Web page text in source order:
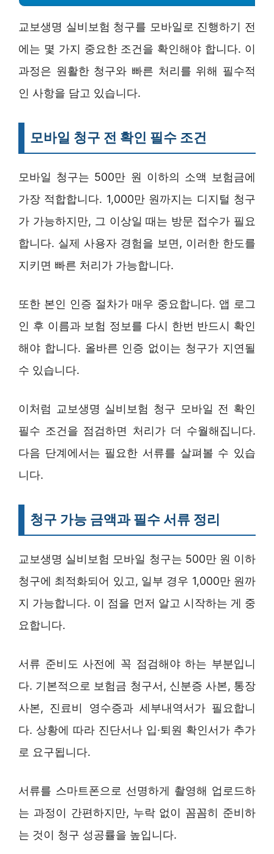
교보생명 실비보험 청구를 모바일로 진행하기 전
에는 몇 가지 중요한 조건을 확인해야 합니다. 이
과정은 원활한 청구와 빠른 처리를 위해 필수적
인 사항을 담고 있습니다.
모바일 청구 전 확인 필수 조건
모바일 청구는 500만 원 이하의 소액 보험금에
가장 적합합니다. 1,000만 원까지는 디지털 청구
가 가능하지만, 그 이상일 때는 방문 접수가 필요
합니다. 실제 사용자 경험을 보면, 이러한 한도를
지키면 빠른 처리가 가능합니다.
또한 본인 인증 절차가 매우 중요합니다. 앱 로그
인 후 이름과 보험 정보를 다시 한번 반드시 확인
해야 합니다. 올바른 인증 없이는 청구가 지연될
수 있습니다.
이처럼 교보생명 실비보험 청구 모바일 전 확인
필수 조건을 점검하면 처리가 더 수월해집니다.
다음 단계에서는 필요한 서류를 살펴볼 수 있습
니다.
청구 가능 금액과 필수 서류 정리
교보생명 실비보험 모바일 청구는 500만 원 이하
청구에 최적화되어 있고, 일부 경우 1,000만 원까
지 가능합니다. 이 점을 먼저 알고 시작하는 게 중
요합니다.
서류 준비도 사전에 꼭 점검해야 하는 부분입니
다. 기본적으로 보험금 청구서, 신분증 사본, 통장
사본, 진료비 영수증과 세부내역서가 필요합니
다. 상황에 따라 진단서나 입·퇴원 확인서가 추가
로 요구됩니다.
서류를 스마트폰으로 선명하게 촬영해 업로드하
는 과정이 간편하지만, 누락 없이 꼼꼼히 준비하
는 것이 청구 성공률을 높입니다.